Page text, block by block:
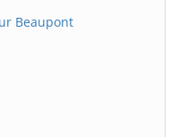
Beaupont